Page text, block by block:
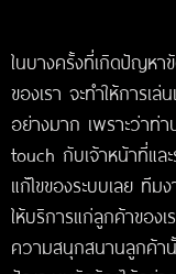
ในบางครั้งที่เกิดปัญหา
ของเรา จะทำให้การเ
อย่างมาก เพราะว่าท่
touch กับเจ้าหน้าที่และ
แก้ไขของระบบเลย ทีม
ให้บริการแก่ลูกค้าของ
ความสนุกสนานลูกค้า